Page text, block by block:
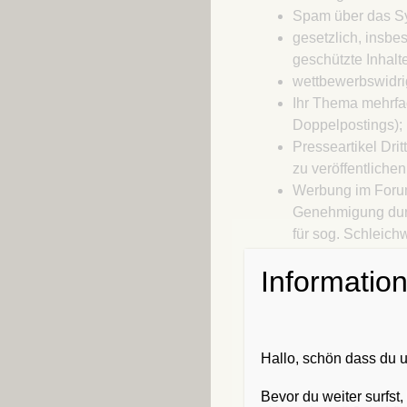
Spam über das
gesetzlich,
geschützte
Ihr Thema
Doppelpostings);
Presseartikel
zu
Werbung im
Genehmigung
für sog.
innerhalb von
Beiträge und
Hallo, schön dass du
Bevor du weiter